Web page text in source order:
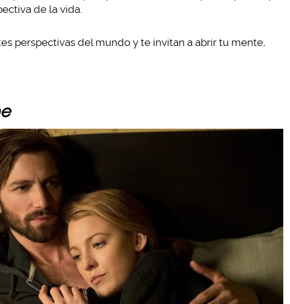
de la vida.
perspectivas del mundo y te invitan a abrir tu mente,